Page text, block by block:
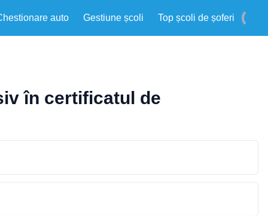
auto Gestiune școli Top școli de șoferi
în certificatul de